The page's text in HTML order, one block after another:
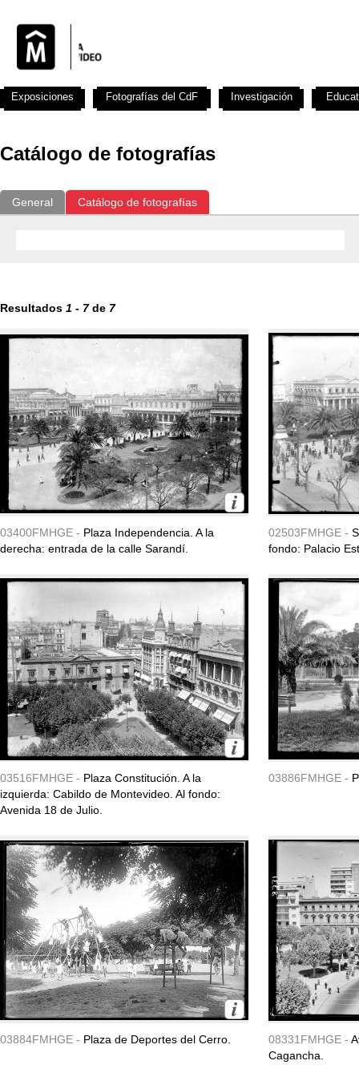
Catálogo de fotografías
General Catálogo de fotografías
Resultados 1 - 7de 7
03400FMHGE - Plaza Independencia. A la
derecha: entrada de la calle Sarandí.
02503FMHGE -
fondo: Palacio
03516FMHGE - Plaza Constitución. A la
izquierda: Cabildo de Montevideo. Al fondo:
Avenida 18 de Julio.
03886FMHGE -
03884FMHGE - Plaza de Deportes del Cerro. 08331FMHGE -
Cagancha.
Exposiciones Fotografías del CdF Investigación